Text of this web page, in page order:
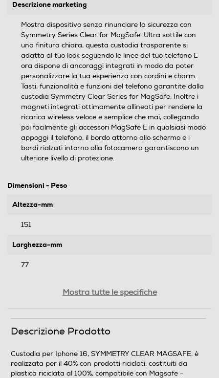
Descrizione marketing
Mostra dispositivo senza rinunciare la sicurezza con
Symmetry Series Clear for MagSafe. Ultra sottile con
una finitura chiara, questa custodia trasparente si
adatta al tuo look seguendo le linee del tuo telefono E
ora dispone di ancoraggi integrati in modo da poter
personalizzare la tua esperienza con cordini e charm.
Tasti, funzionalità e funzioni del telefono garantite dalla
custodia Symmetry Clear Series for MagSafe. Inoltre i
magneti integrati ottimamente allineati per rendere la
ricarica wireless veloce e semplice che mai, collegando
poi facilmente gli accessori MagSafe E in qualsiasi modo
appoggi il telefono, il bordo attorno allo schermo e i
bordi rialzati intorno alla fotocamera garantiscono un
ulteriore livello di protezione.
Dimensioni - Peso
Altezza-mm
151
Larghezza-mm
77
Informazioni sulla sicurezza del prodotto
Mostra tutte le specifiche
Descrizione Prodotto
Custodia per Iphone 16, SYMMETRY CLEAR MAGSAFE, è
realizzata per il 40% con prodotti riciclati, costituiti da
plastica riciclata al 100%, compatibile con Magsafe -